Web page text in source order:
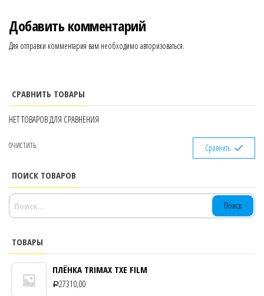
Добавить комментарий
Для отправки комментария вам необходимо авторизоваться.
СРАВНИТЬ ТОВАРЫ
НЕТ ТОВАРОВ ДЛЯ СРАВНЕНИЯ
ОЧИСТИТЬ Сравнить
ПОИСК ТОВАРОВ
НАЙТИ:
ТОВАРЫ
ПЛЁНКА TRIMAX TXE FILM
Р27310,00